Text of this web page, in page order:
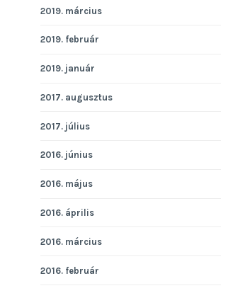
2019. március
2019. február
2019. január
2017. augusztus
2017. július
2016. június
2016. május
2016. április
2016. március
2016. február